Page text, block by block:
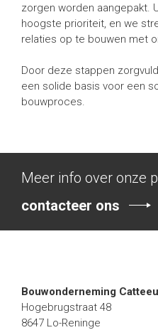
zorgen worden aangepakt.
hoogste prioriteit, en we
relaties op te bouwen met
Door deze stappen
een solide basis voor een
bouwproces.
Meer info over onze
contacteer ons
Bouwonderneming
Hogebrugstraat 48
8647 Lo-Reninge